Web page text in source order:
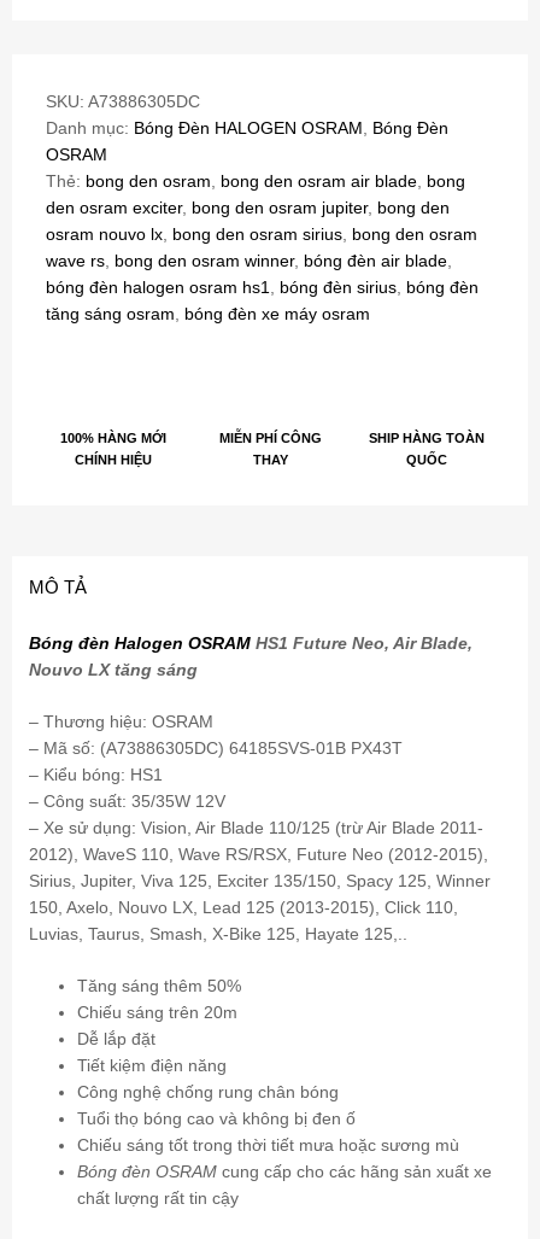
SKU: A73886305DC
Danh mục: Bóng Đèn HALOGEN OSRAM, Bóng Đèn
OSRAM
Thẻ: bong den osram, bong den osram air blade, bong
den osram exciter, bong den osram jupiter, bong den
osram nouvo lx, bong den osram sirius, bong den osram
wave rs, bong den osram winner, bóng đèn air blade,
bóng đèn halogen osram hs1, bóng đèn sirius, bóng đèn
tăng sáng osram, bóng đèn xe máy osram
100% HÀNG MỚI
CHÍNH HIỆU
MIỄN PHÍ CÔNG
THAY
SHIP HÀNG TOÀN
QUỐC
MÔ TẢ
Bóng đèn Halogen OSRAM HS1 Future Neo, Air Blade,
Nouvo LX tăng sáng
– Thương hiệu: OSRAM
– Mã số: (A73886305DC) 64185SVS-01B PX43T
– Kiểu bóng: HS1
– Công suất: 35/35W 12V
– Xe sử dụng: Vision, Air Blade 110/125 (trừ Air Blade 2011-
2012), WaveS 110, Wave RS/RSX, Future Neo (2012-2015),
Sirius, Jupiter, Viva 125, Exciter 135/150, Spacy 125, Winner
150, Axelo, Nouvo LX, Lead 125 (2013-2015), Click 110,
Luvias, Taurus, Smash, X-Bike 125, Hayate 125,..
Tăng sáng thêm 50%
Chiếu sáng trên 20m
Dễ lắp đặt
Tiết kiệm điện năng
Công nghệ chống rung chân bóng
Tuổi thọ bóng cao và không bị đen ố
Chiếu sáng tốt trong thời tiết mưa hoặc sương mù
Bóng đèn OSRAM cung cấp cho các hãng sản xuất xe
chất lượng rất tin cậy